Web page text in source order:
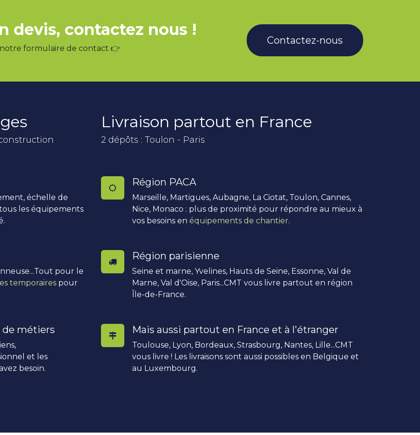
devis, contactez nous !
formulaire de contact 👉
Contactez-nous
échelle de
les équipements
pour le
temporaires pour
de métiers
et les
besoin.
Livraison partout en France
2 dépôts : Toulon - Paris
Région PACA
Marseille, Martigues, Aubagne, La Ciotat, Toulon, Cannes,
Nice, Monaco : plus de proximité pour répondre au mieux à
vos besoins en équipements de chantier.
Région parisienne
Seine et marne, Yvelines, Hauts de Seine, Essonne, Val de
Marne, Val d'Oise, Paris...CMT vous livre partout en région
Île-de-France.
Mais aussi partout en France et à l'étranger
Toulouse, Lyon, Bordeaux, Strasbourg, Nantes, Lille...CMT
vous livre ! Les livraisons sont aussi possibles en Belgique et
au Luxembourg.